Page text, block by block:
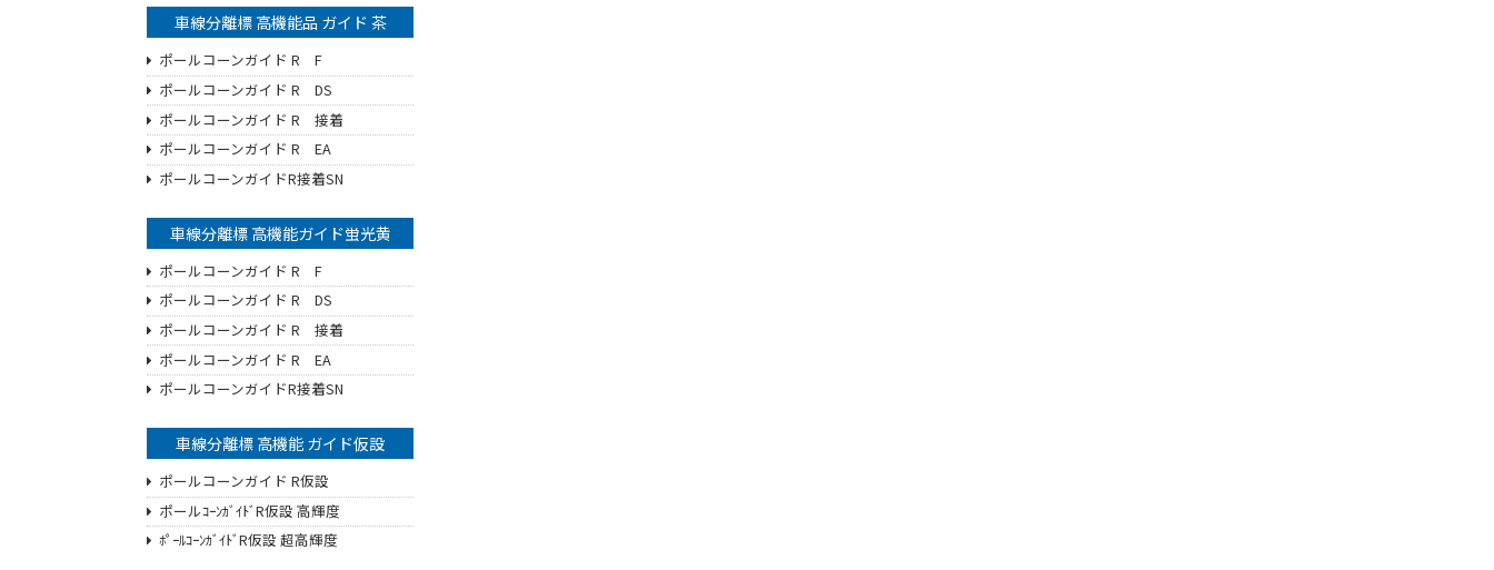
車線分離標 高機能品 ガイド 茶
ポールコーンガイド R F
ポールコーンガイド R DS
ポールコーンガイド R 接着
ポールコーンガイド R EA
ポールコーンガイドR接着SN
車線分離標 高機能ガイド蛍光黄
ポールコーンガイド R F
ポールコーンガイド R DS
ポールコーンガイド R 接着
ポールコーンガイド R EA
ポールコーンガイドR接着SN
車線分離標 高機能 ガイド仮設
ポールコーンガイド R仮設
ポールｺｰﾝｶﾞｲﾄﾞR仮設 高輝度
ﾎﾟｰﾙｺｰﾝｶﾞｲﾄﾞR仮設 超高輝度